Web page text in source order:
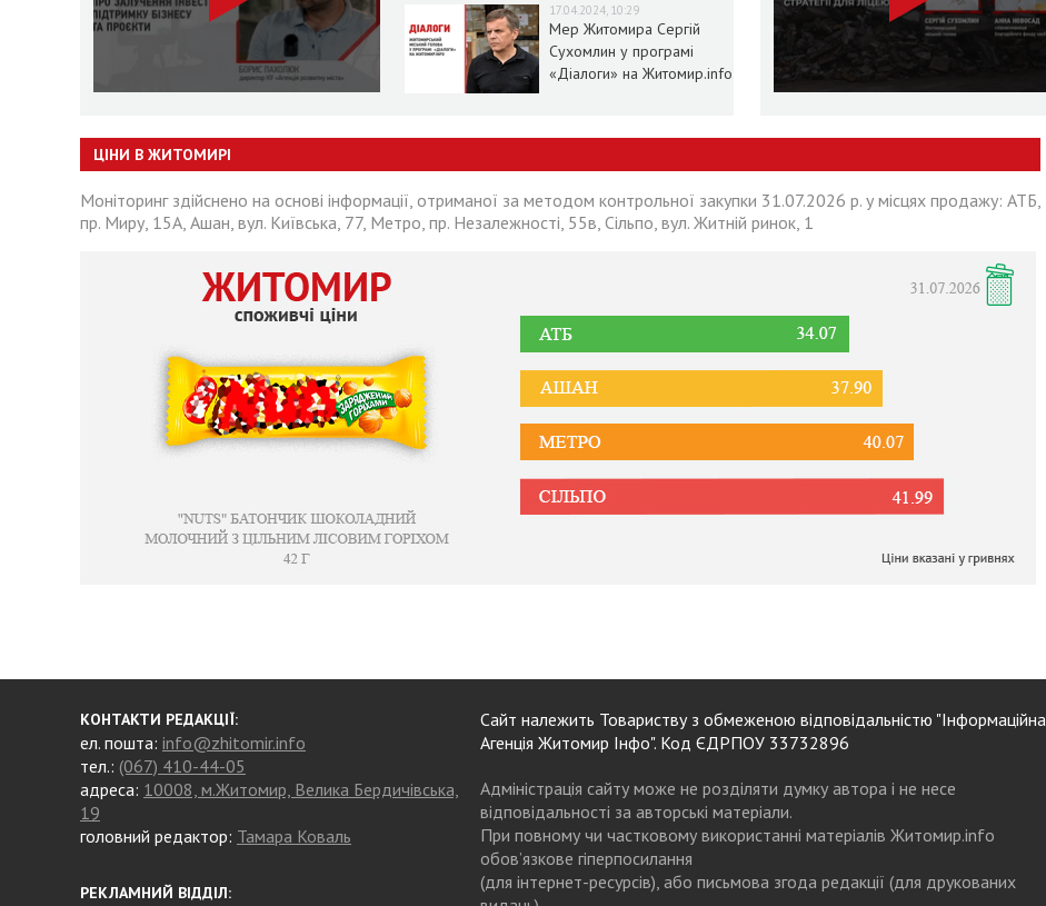
17.04.2024, 10:29
Мер Житомира Сергій
Сухомлин у програмі
«Діалоги» на Житомир.info
ЦІНИ В ЖИТОМИРІ
Моніторинг здійснено на основі інформації, отриманої за методом контрольної закупки 31.07.2026 р. у місцях продажу: АТБ,
пр. Миру, 15А, Ашан, вул. Київська, 77, Метро, пр. Незалежності, 55в, Сільпо, вул. Житній ринок, 1
КОНТАКТИ РЕДАКЦІЇ:
ел. пошта: info@zhitomir.info
тел.: (067) 410-44-05
адреса: 10008, м.Житомир, Велика Бердичівська,
19
головний редактор: Тамара Коваль
РЕКЛАМНИЙ ВІДДІЛ:
Сайт належить Товариству з обмеженою відповідальністю "Інформаційна
Агенція Житомир Інфо". Код ЄДРПОУ 33732896
Адміністрація сайту може не розділяти думку автора і не несе
відповідальності за авторські матеріали.
При повному чи частковому використанні матеріалів Житомир.info
обов’язкове гіперпосилання
(для інтернет-ресурсів), або письмова згода редакції (для друкованих